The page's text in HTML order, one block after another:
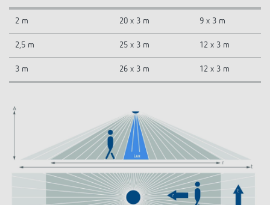
2 m 20 x 3 m 9 x 3 m
2,5 m 25 x 3 m 12 x 3 m
3 m 26 x 3 m 12 x 3 m